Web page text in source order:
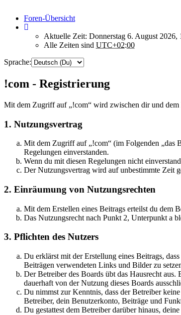
Foren-Übersicht
Aktuelle Zeit: Donnerstag 6. August 2026,
Alle Zeiten sind UTC+02:00
Sprache:
!com - Registrierung
Mit dem Zugriff auf „!com“ wird zwischen dir und dem
1. Nutzungsvertrag
Mit dem Zugriff auf „!com“ (im Folgenden „das
Regelungen einverstanden.
Wenn du mit diesen Regelungen nicht
Der Nutzungsvertrag wird auf unbestimmte Zeit
2. Einräumung von Nutzungsrechten
Mit dem Erstellen eines Beitrags erteilst du dem
Das Nutzungsrecht nach Punkt 2, Unterpunkt a
3. Pflichten des Nutzers
Du erklärst mit der Erstellung eines Beitrags,
Beiträgen verwendeten Links und Bilder zu
Der Betreiber des Boards übt das Hausrecht
dauerhaft von der Nutzung dieses Boards
Du nimmst zur Kenntnis, dass der Betreiber
Betreiber, dein Benutzerkonto, Beiträge und
Du gestattest dem Betreiber darüber hinaus,